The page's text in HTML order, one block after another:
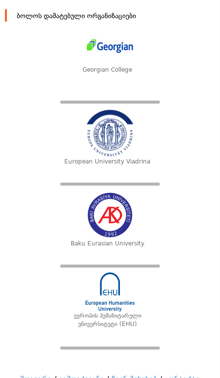
ბოლოს დამატებული ორგანიზაციები
Georgian College
European University Viadrina
Baku Eurasian University
ევროპის ჰუმანიტარული
უნივერსიტეტი (EHU)